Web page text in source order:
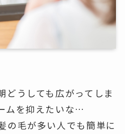
どうしても広がってしま
ムを抑えたいな…
の毛が多い人でも簡単に